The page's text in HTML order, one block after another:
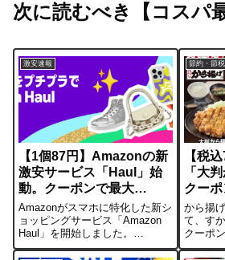
次に読むべき【コスパ
激安速報
【1個87円】Amazonの新
激安サービス「Haul」始
動。クーポンで最大
40%OFFへ
Amazonがスマホに特化した新シ
ョッピングサービス「Amazon
Haul」を開始しました。
「90%OFFリンク」からは87円
節約・節税
【税
「大
クー
末年始
から揚
て、す
クーポ
れてい